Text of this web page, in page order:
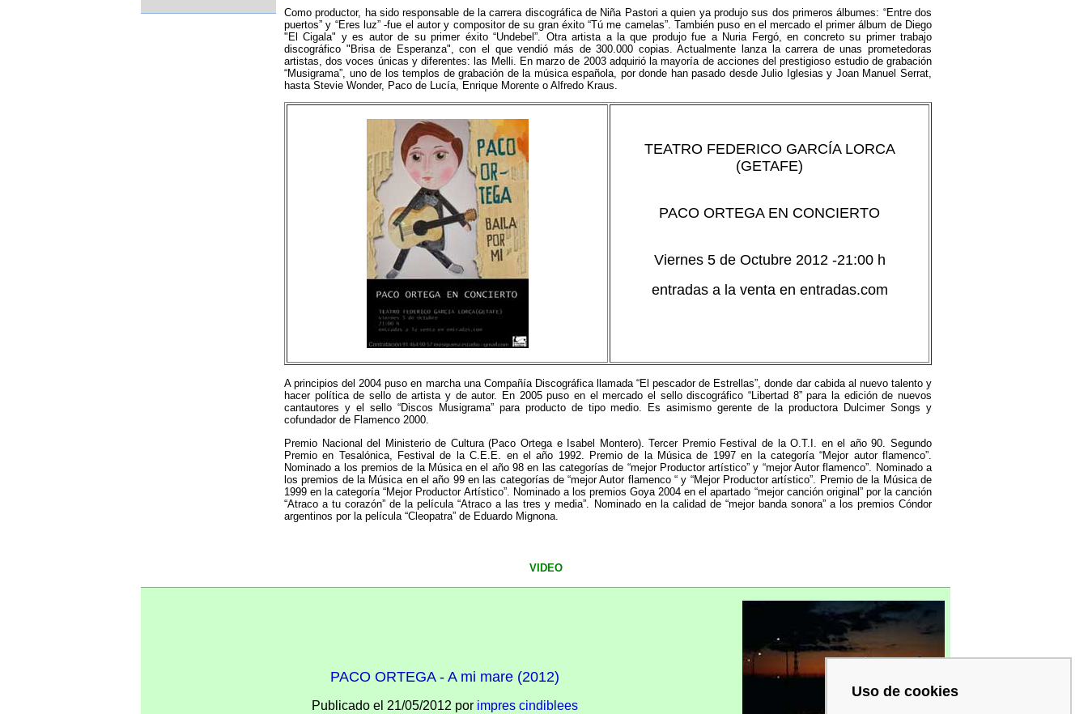
Como productor, ha sido responsable de la carrera discográfica de Niña Pastori a quien ya produjo sus dos primeros álbumes: “Entre dos
puertos” y “Eres luz” -fue el autor y compositor de su gran éxito “Tú me camelas”. También puso en el mercado el primer álbum de Diego
"El Cigala" y es autor de su primer éxito “Undebel”. Otra artista a la que produjo fue a Nuria Fergó, en concreto su primer trabajo
discográfico "Brisa de Esperanza", con el que vendió más de 300.000 copias. Actualmente lanza la carrera de unas prometedoras
artistas, dos voces únicas y diferentes: las Melli. En marzo de 2003 adquirió la mayoría de acciones del prestigioso estudio de grabación
“Musigrama”, uno de los templos de grabación de la música española, por donde han pasado desde Julio Iglesias y Joan Manuel Serrat,
hasta Stevie Wonder, Paco de Lucía, Enrique Morente o Alfredo Kraus.
TEATRO FEDERICO GARCÍA LORCA
(GETAFE)
PACO ORTEGA EN CONCIERTO
Viernes 5 de Octubre 2012 -21:00 h
entradas a la venta en entradas.com
A principios del 2004 puso en marcha una Compañía Discográfica llamada “El pescador de Estrellas”, donde dar cabida al nuevo talento y
hacer política de sello de artista y de autor. En 2005 puso en el mercado el sello discográfico “Libertad 8” para la edición de nuevos
cantautores y el sello “Discos Musigrama” para producto de tipo medio. Es asimismo gerente de la productora Dulcimer Songs y
cofundador de Flamenco 2000.
Premio Nacional del Ministerio de Cultura (Paco Ortega e Isabel Montero). Tercer Premio Festival de la O.T.I. en el año 90. Segundo
Premio en Tesalónica, Festival de la C.E.E. en el año 1992. Premio de la Música de 1997 en la categoría “Mejor autor flamenco”.
Nominado a los premios de la Música en el año 98 en las categorías de “mejor Productor artístico” y “mejor Autor flamenco”. Nominado a
los premios de la Música en el año 99 en las categorías de “mejor Autor flamenco “ y “Mejor Productor artístico”. Premio de la Música de
1999 en la categoría “Mejor Productor Artístico”. Nominado a los premios Goya 2004 en el apartado “mejor canción original” por la canción
“Atraco a tu corazón” de la película “Atraco a las tres y media”. Nominado en la calidad de “mejor banda sonora” a los premios Cóndor
argentinos por la película “Cleopatra” de Eduardo Mignona.
VIDEO
PACO ORTEGA - A mi mare (2012)
Publicado el 21/05/2012 por impres cindiblees
Uso de cookies